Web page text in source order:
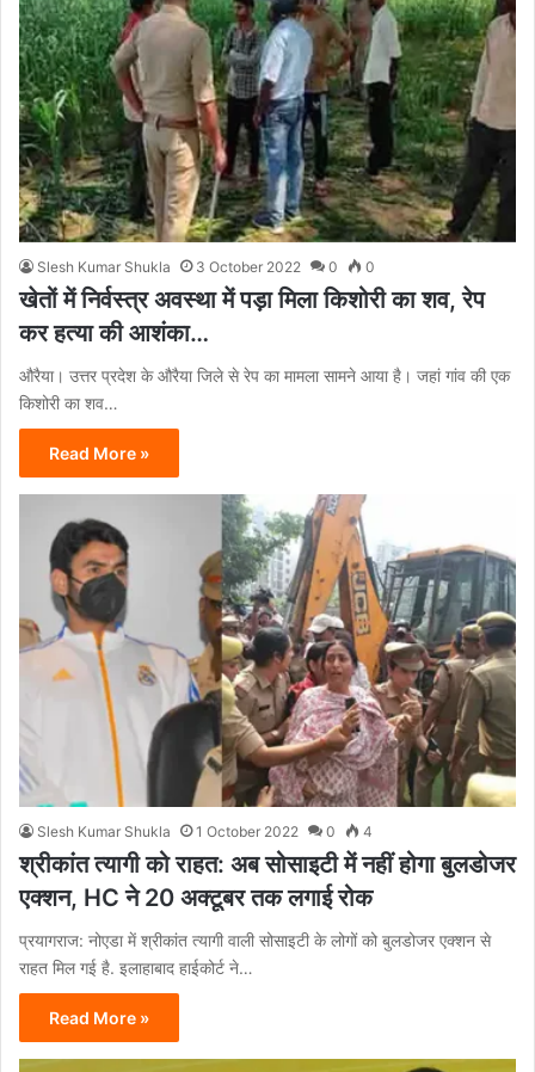
Slesh Kumar Shukla 3 October 2022 0 0
खेतों में निर्वस्त्र अवस्था में पड़ा मिला किशोरी का शव, रेप
कर हत्या की आशंका…
औरैया। उत्तर प्रदेश के औरैया जिले से रेप का मामला सामने आया है। जहां गांव की एक
किशोरी का शव…
Read More »
Slesh Kumar Shukla 1 October 2022 0 4
श्रीकांत त्यागी को राहत: अब सोसाइटी में नहीं होगा बुलडोजर
एक्शन, HC ने 20 अक्टूबर तक लगाई रोक
प्रयागराज: नोएडा में श्रीकांत त्यागी वाली सोसाइटी के लोगों को बुलडोजर एक्शन से
राहत मिल गई है. इलाहाबाद हाईकोर्ट ने…
Read More »